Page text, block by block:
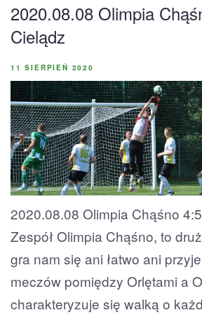
2020.08.08 Olimpia
Cielądz
11 SIERPIEŃ 2020
2020.08.08 Olimpia Chąśno
Zespół Olimpia Chąśno, to
gra nam się ani łatwo ani
meczów pomiędzy Orlętami a
charakteryzuje się walką o